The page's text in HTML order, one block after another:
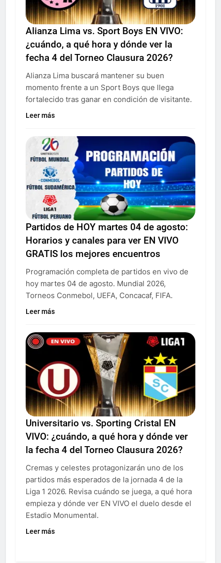
Alianza Lima vs. Sport Boys EN VIVO:
¿cuándo, a qué hora y dónde ver la
fecha 4 del Torneo Clausura 2026?
Alianza Lima buscará mantener su buen
momento frente a un Sport Boys que llega
fortalecido tras ganar en condición de visitante.
Leer más
Partidos de HOY martes 04 de agosto:
Horarios y canales para ver EN VIVO
GRATIS los mejores encuentros
Programación completa de partidos en vivo de
hoy martes 04 de agosto. Mundial 2026,
Torneos Conmebol, UEFA, Concacaf, FIFA.
Leer más
Universitario vs. Sporting Cristal EN
VIVO: ¿cuándo, a qué hora y dónde ver
la fecha 4 del Torneo Clausura 2026?
Cremas y celestes protagonizarán uno de los
partidos más esperados de la jornada 4 de la
Liga 1 2026. Revisa cuándo se juega, a qué hora
empieza y dónde ver EN VIVO el duelo desde el
Estadio Monumental.
Leer más